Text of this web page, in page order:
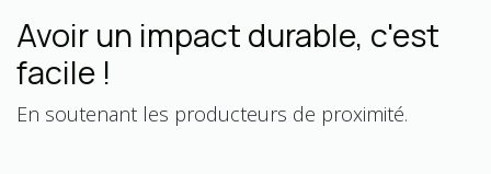
Avoir un impact durable, c'est
facile !
En soutenant les producteurs de proximité.